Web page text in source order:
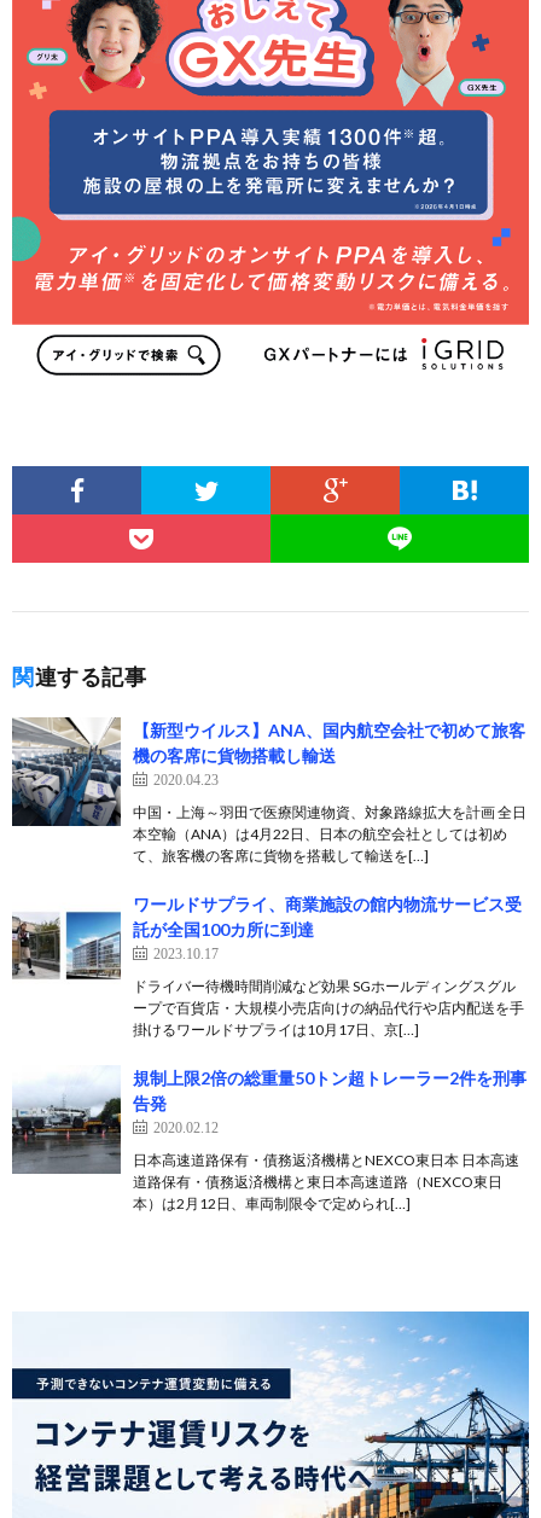
関連する記事
【新型ウイルス】ANA、国内航空会社で初めて旅客
機の客席に貨物搭載し輸送
2020.04.23
中国・上海～羽田で医療関連物資、対象路線拡大を計画 全日
本空輸（ANA）は4月22日、日本の航空会社としては初め
て、旅客機の客席に貨物を搭載して輸送を[…]
ワールドサプライ、商業施設の館内物流サービス受
託が全国100カ所に到達
2023.10.17
ドライバー待機時間削減など効果 SGホールディングスグル
ープで百貨店・大規模小売店向けの納品代行や店内配送を手
掛けるワールドサプライは10月17日、京[…]
規制上限2倍の総重量50トン超トレーラー2件を刑事
告発
2020.02.12
日本高速道路保有・債務返済機構とNEXCO東日本 日本高速
道路保有・債務返済機構と東日本高速道路（NEXCO東日
本）は2月12日、車両制限令で定められ[…]